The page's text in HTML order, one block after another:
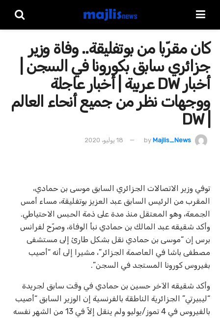
كان مقرّبا من بوتفليقة.. وفاة وزير
جزائري سابق بكورونا في السجن |
أخبار DW عربية | أخبار عاجلة
ووجهات نظر من جميع أنحاء العالم
| DW
by Majlis_News 18 يوليو، 2020
توفي وزير الاتصالات الجزائري السابق موسى بن حمادي،
المقرب من الرئيس السابق عبد العزيز بوتفليقة، مساء أمس
الجمعة، وهو المعتقل منذ مدة على ذمة الحبس الاحتياطي.
وأكد شقيقه عبد المالك بن حمادي نبأ الوفاة، وصرّح لفرانس
برس إن “موسى بن حمادي نقل بشكل طارئ إلى مستشفى
مصطفى باشا في العاصمة الجزائر”، مشيرا إلى أنه “أصيب
بفيروس كورونا المستجد في السجن”.
وأكد شقيقه الآخر حسين بن حمادي في وقت سابق لجريدة
“ليبيرتي” الجزائرية الناطقة بالفرنسية إن الوزير السابق “أصيب
بالفيروس في 4 تموز/يوليو ولم ينقل إلاّ في 13 من الشهر نفسه